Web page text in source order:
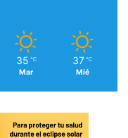
35 ℃
Mar
37 ℃
Mié